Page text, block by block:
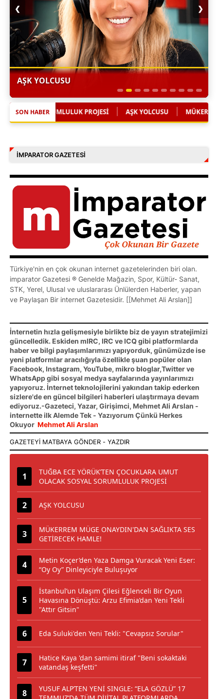
AŞK YOLCUSU
❮ ❯
SON HABER
| AŞK YOLCUSU | MÜKERREM MÜGE ONAYDIN'DAN
İMPARATOR GAZETESI
Türkiye'nin en çok okunan internet gazetelerinden biri olan.
imparator Gazetesi ® Genelde Mağazin, Spor, Kültür- Sanat,
STK, Yerel, Ulusal ve uluslararası Ünlülerden Haberler, yapan
ve Paylaşan Bir internet Gazetesidir. [[Mehmet Ali Arslan]]
İnternetin hızla gelişmesiyle birlikte biz de yayın stratejimizi
güncelledik. Eskiden mIRC, IRC ve ICQ gibi platformlarda
haber ve bilgi paylaşımlarımızı yapıyorduk, günümüzde ise
yeni platformlar aracılığıyla özellikle şuan popüler olan
Facebook, Instagram, YouTube, mikro bloglar,Twitter ve
WhatsApp gibi sosyal medya sayfalarında yayınlarımızı
yapıyoruz. İnternet teknolojilerini yakından takip ederken
sizlere'de en güncel bilgileri haberleri ulaştırmaya devam
ediyoruz.-Gazeteci, Yazar, Girişimci, Mehmet Ali Arslan -
internette ilk Alemde Tek - Yazıyorum Çünkü Herkes
Okuyor Mehmet Ali Arslan
TUĞBA ECE YÖRÜK’TEN ÇOCUKLARA UMUT
OLACAK SOSYAL SORUMLULUK PROJESİ
AŞK YOLCUSU
MÜKERREM MÜGE ONAYDIN'DAN SAĞLIKTA SES
GETİRECEK HAMLE!
Metin Koçer’den Yaza Damga Vuracak Yeni Eser:
“Oy Oy” Dinleyiciyle Buluşuyor
İstanbul’un Ulaşım Çilesi Eğlenceli Bir Oyun
Havasına Dönüştü: Arzu Efimia’dan Yeni Tekli
"Attır Gitsin"
Eda Suluki'den Yeni Tekli: "Cevapsız Sorular"
Hatice Kaya 'dan samimi itiraf "Beni sokaktaki
vatandaş keşfetti"
YUSUF ALP’TEN YENİ SINGLE: “ELA GÖZLÜ” 17